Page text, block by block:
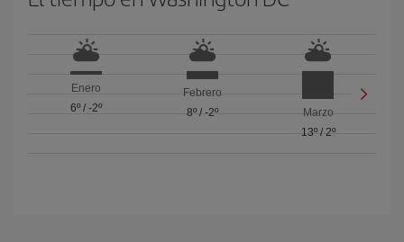
Enero
6º/ -2º
Febrero
8º/ -2º
Marzo
13º/ 2º